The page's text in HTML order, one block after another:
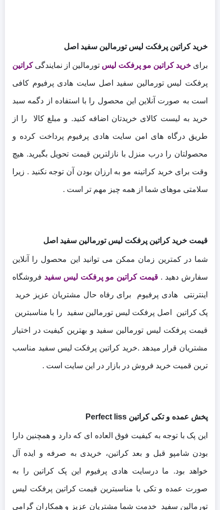
خرید کراتین پرفکت لیس تورمالین سفید اصل
برای خرید کراتین مو پرفکت لیس تورمالین از نمایندگیکراتین
پرفکت لیس تورمالین سفید اصل سایت هادی پرفیوم کافی
است به صورت آنلاین این محصول را با استفاده از دگمه سبد
خرید به لیست کالای خریدتان اضافه کنید. و مبلغ کالا را از
طریق درگاه های امن سایت هادی پرفیوم پرداخت کرده و
محصولتان را درب منزل با نازلترین قیمت تحویل بگیرید. هیچ
وقت برای خرید کراتینه مو به ارزان بودن آن توجه نکنید . زیرا
سلامتی موهای شما از همه چیز مهم تر است .
قیمت خرید کراتین پرفکت لیس تورمالین سفید اصل
شما در کمترین زمان ممکن می توانید این محصول را آنلاین
سفارش دهید . قیمت کراتین مو پرفکت لیس سفید فروشگاه
اینترنتی هادی پرفیوم برای رفاه حال مشتریان عزیز خرید
پک کراتین اصل پرفکت لیس تورمالین سفید را با مناسبترین
قیمت پرفکت لیس تورمالین سفید و بهترین کیفیت در اختیار
مشتریان قرار میدهد .خرید کراتین پرفکت لیس سفید مناسب
ترین قمیت خرید فروش در بازار در این سایت است .
پخش عمده و تکی کراتین Perfect liss
این پک با توجه به کیفیت فوق العاده ای که دارد و همچنین دارا
بودن شامپو قبل و بعد کراتین، خریدی به صرفه و ایده آل
خواهد بود. ما درسایت هادی پرفیوم این پک کراتین را به
صورت عمده و تکی با مناسبترین قیمت کراتین پرفکت لیس
تورمالین سفید خدمت شما مشتریان عزیز و همکاران گرامی